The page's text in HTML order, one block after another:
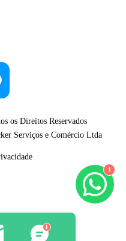
1
1
os Direitos Reservados
Serviços e Comércio Ltda